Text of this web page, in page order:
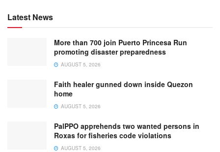
Latest News
More than 700 join Puerto Princesa Run
promoting disaster preparedness
AUGUST 5, 2026
Faith healer gunned down inside Quezon
home
AUGUST 5, 2026
PalPPO apprehends two wanted persons in
Roxas for fisheries code violations
AUGUST 5, 2026